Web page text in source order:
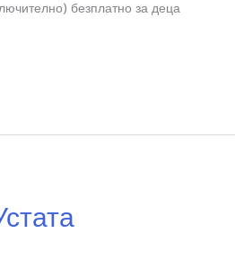
безплатно за деца